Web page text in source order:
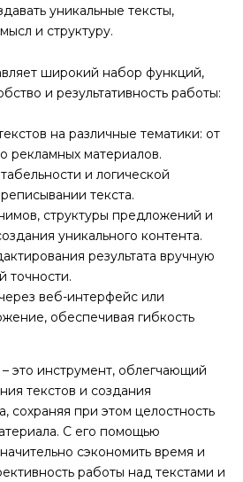
уникальные тексты,
и структуру.
широкий набор функций,
и результативность работы:
на различные тематики: от
рекламных материалов.
и логической
текста.
структуры предложений и
уникального контента.
результата вручную
точности.
веб-интерфейс или
обеспечивая гибкость
это инструмент, облегчающий
текстов и создания
сохраняя при этом целостность
С его помощью
сэкономить время и
работы над текстами и